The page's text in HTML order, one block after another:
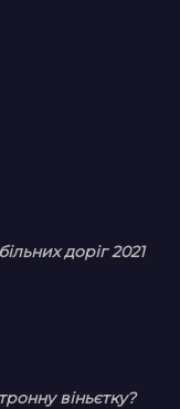
доріг 2021
віньєтку?